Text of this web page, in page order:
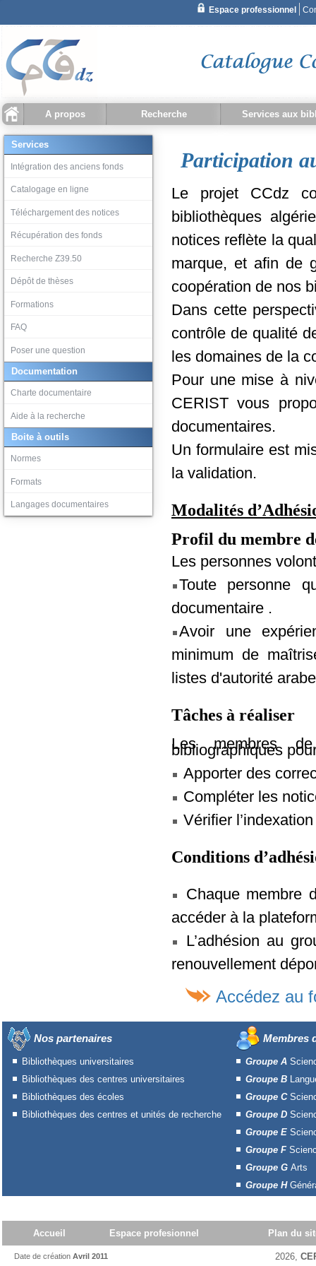
A propos
Qu'est ce que CCDZ ?
Statistiques
Recherche
Recherche document
Recherche avancée
Recherche bibliothèque
Historique recherche
Services aux
Services
Intégration des anciens fonds
Catalogage en ligne
Téléchargement des notices
Récupération des fonds
Recherche Z39.50
Dépôt de thèses
Formations
FAQ
Poser une question
Documentation
Charte documentaire
Aide à la recherche
Boite à outils
Normes
Formats
Langages documentaires
Participation
Le projet CCdz
bibliothèques
notices reflète la
marque, et afin de
coopération de nos
Dans cette
contrôle de qualité
les domaines de la
Pour une mise à
CERIST vous
documentaires.
Un formulaire est
la validation.
Modalités
Profil du membre
Les personnes
Toute personne
documentaire .
Avoir une
minimum de
listes d'autorité
Tâches à réaliser
Les membres
bibliographiques
Apporter des
Compléter les
Vérifier
Conditions
Chaque membre
accéder à la
L’adhésion au
renouvellement
Accédez au
Nos partenaires
Bibliothèques universitaires
Bibliothèques des centres universitaires
Bibliothèques des écoles
Bibliothèques des centres et unités de recherche
Membres
Groupe A
Groupe B
Groupe C
Groupe D
Groupe E
Groupe F
Groupe G Arts
Groupe H
Accueil Espace profesionnel Plan du
Date de création Avril 2011 2026,